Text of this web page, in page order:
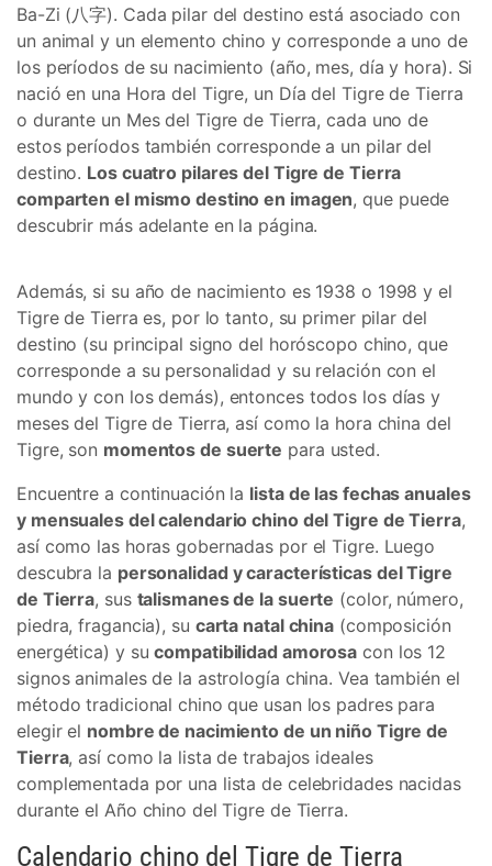
Ba-Zi (八字). Cada pilar del destino está asociado con
un animal y un elemento chino y corresponde a uno de
los períodos de su nacimiento (año, mes, día y hora). Si
nació en una Hora del Tigre, un Día del Tigre de Tierra
o durante un Mes del Tigre de Tierra, cada uno de
estos períodos también corresponde a un pilar del
destino. Los cuatro pilares del Tigre de Tierra
comparten el mismo destino en imagen, que puede
descubrir más adelante en la página.
Además, si su año de nacimiento es 1938 o 1998 y el
Tigre de Tierra es, por lo tanto, su primer pilar del
destino (su principal signo del horóscopo chino, que
corresponde a su personalidad y su relación con el
mundo y con los demás), entonces todos los días y
meses del Tigre de Tierra, así como la hora china del
Tigre, son momentos de suerte para usted.
Encuentre a continuación la lista de las fechas anuales
y mensuales del calendario chino del Tigre de Tierra,
así como las horas gobernadas por el Tigre. Luego
descubra la personalidad y características del Tigre
de Tierra, sus talismanes de la suerte (color, número,
piedra, fragancia), su carta natal china (composición
energética) y sucompatibilidad amorosa con los 12
signos animales de la astrología china. Vea también el
método tradicional chino que usan los padres para
elegir el nombre de nacimiento de un niño Tigre de
Tierra, así como la lista de trabajos ideales
complementada por una lista de celebridades nacidas
durante el Año chino del Tigre de Tierra.
Calendario chino del Tigre de Tierra